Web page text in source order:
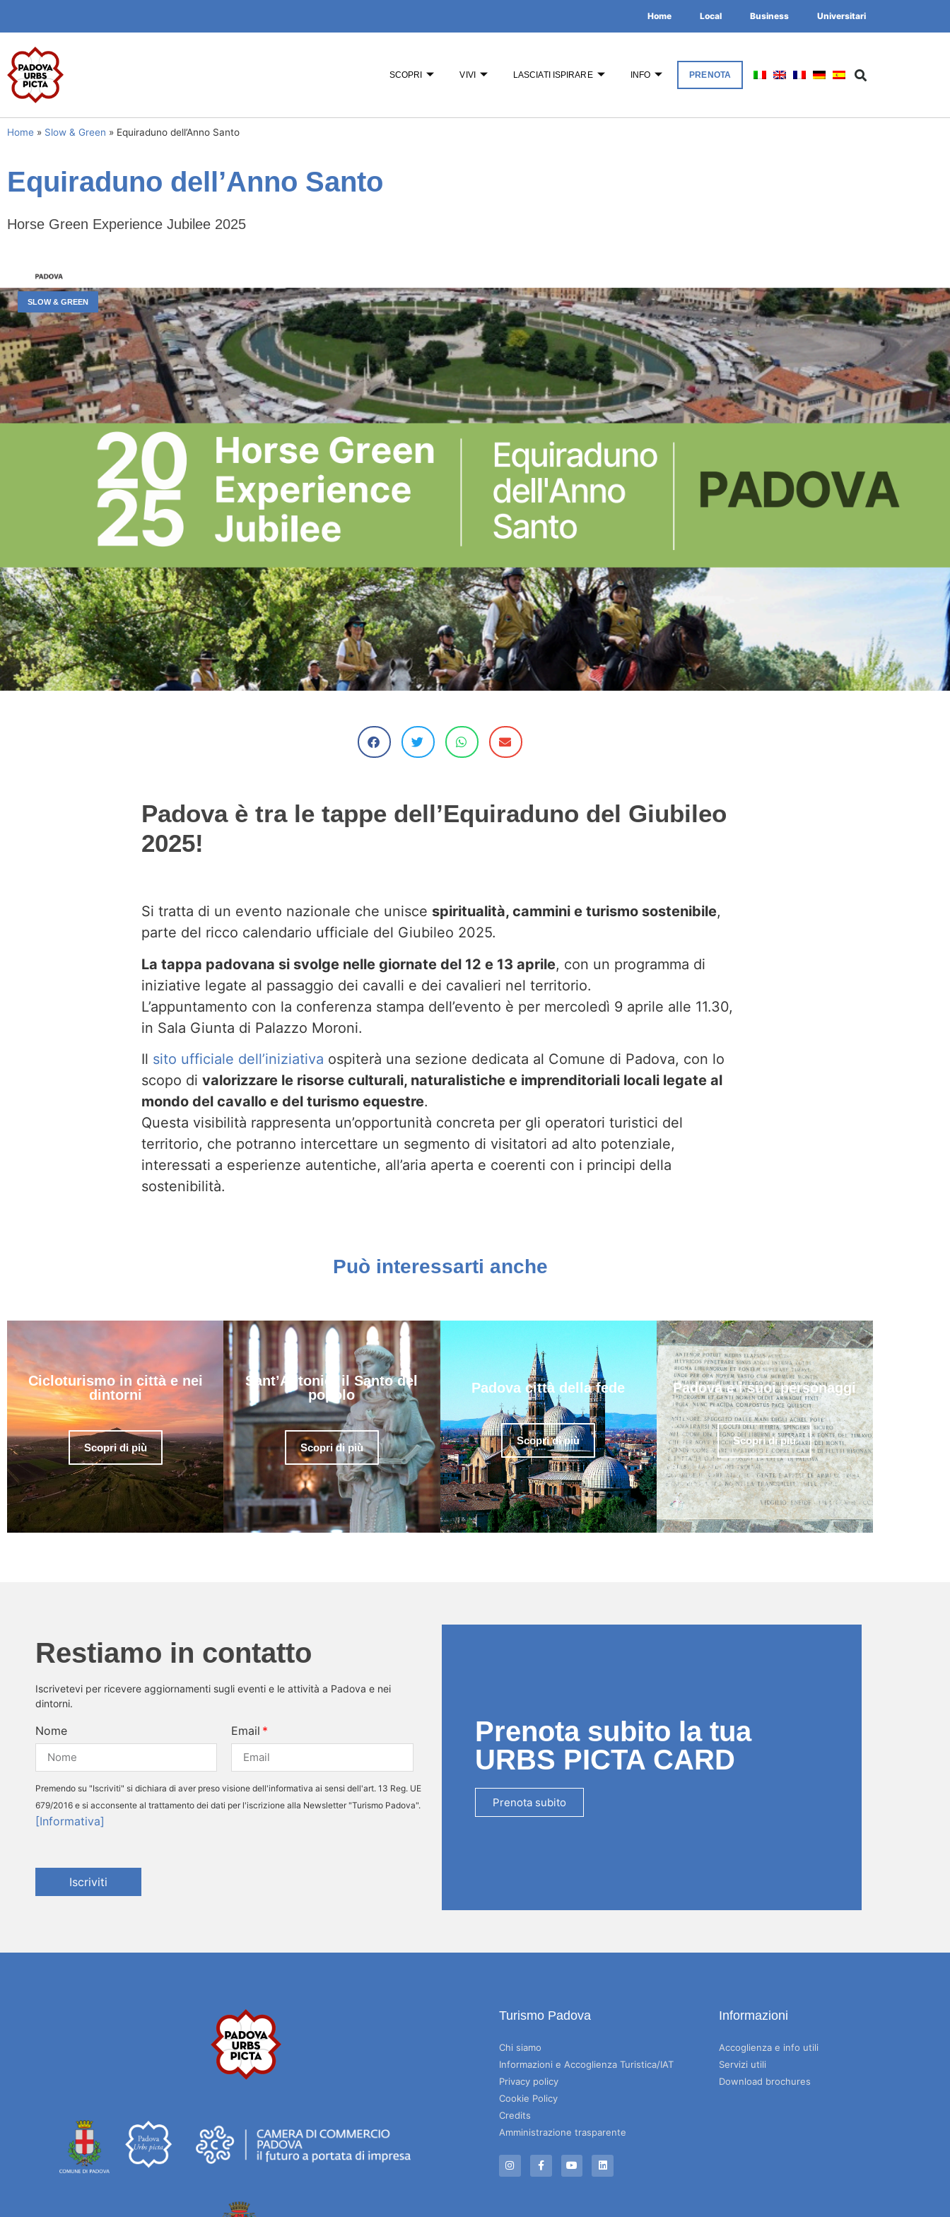
Home Local Business Universitari
SCOPRI VIVI LASCIATI ISPIRARE INFO PRENOTA
Home » Slow & Green » Equiraduno dell’Anno Santo
Equiraduno dell’Anno Santo
Horse Green Experience Jubilee 2025
SLOW & GREEN
Padova è tra le tappe dell’Equiraduno del Giubileo
2025!
Si tratta di un evento nazionale che unisce spiritualità, cammini e turismo sostenibile,
parte del ricco calendario ufficiale del Giubileo 2025.
La tappa padovana si svolge nelle giornate del 12 e 13 aprile, con un programma di
iniziative legate al passaggio dei cavalli e dei cavalieri nel territorio.
L’appuntamento con la conferenza stampa dell’evento è per mercoledì 9 aprile alle 11.30,
in Sala Giunta di Palazzo Moroni.
Il sito ufficiale dell’iniziativa ospiterà una sezione dedicata al Comune di Padova, con lo
scopo di valorizzare le risorse culturali, naturalistiche e imprenditoriali locali legate al
mondo del cavallo e del turismo equestre.
Questa visibilità rappresenta un’opportunità concreta per gli operatori turistici del
territorio, che potranno intercettare un segmento di visitatori ad alto potenziale,
interessati a esperienze autentiche, all’aria aperta e coerenti con i principi della
sostenibilità.
Può interessarti anche
Cicloturismo in città e nei
dintorni
Scopri di più
Sant’Antonio, il Santo del
popolo
Scopri di più
Padova città della fede
Scopri di più
Padova e i suoi personaggi
Scopri di più
Restiamo in contatto
Iscrivetevi per ricevere aggiornamenti sugli eventi e le attività a Padova e nei
dintorni.
Nome Email
Premendo su "Iscriviti" si dichiara di aver preso visione dell'informativa ai sensi dell'art. 13 Reg. UE
679/2016 e si acconsente al trattamento dei dati per l'iscrizione alla Newsletter "Turismo Padova".
[Informativa]
Iscriviti
Prenota subito la tua
URBS PICTA CARD
Prenota subito
Turismo Padova
Chi siamo
Informazioni e Accoglienza Turistica/IAT
Privacy policy
Cookie Policy
Credits
Amministrazione trasparente
Informazioni
Accoglienza e info utili
Servizi utili
Download brochures